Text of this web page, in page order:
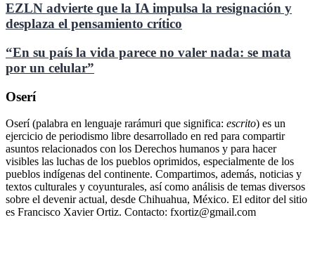
EZLN advierte que la IA impulsa la resignación y
desplaza el pensamiento crítico
“En su país la vida parece no valer nada: se mata
por un celular”
Oserí
Oserí (palabra en lenguaje rarámuri que significa: escrito) es un
ejercicio de periodismo libre desarrollado en red para compartir
asuntos relacionados con los Derechos humanos y para hacer
visibles las luchas de los pueblos oprimidos, especialmente de los
pueblos indígenas del continente. Compartimos, además, noticias y
textos culturales y coyunturales, así como análisis de temas diversos
sobre el devenir actual, desde Chihuahua, México. El editor del sitio
es Francisco Xavier Ortiz. Contacto: fxortiz@gmail.com